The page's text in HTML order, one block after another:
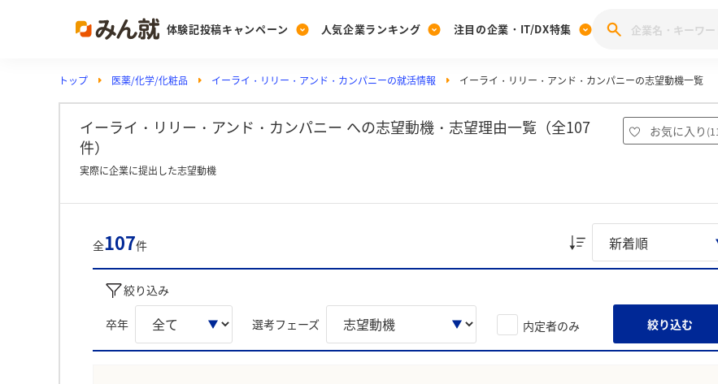
体験記投稿キャンペーン
Post
投稿する
[27卒] 本選考体験記投稿キャンペーン
人気企業ランキング
Ranking
ランキングを見る
みんなのDX企業就職ブランド調査
み
注目の企業・IT/DX特集
PickUp
注目の企業特集
トップ 医薬/化学/化粧品 イーライ・リリー・アンド・カンパニーの就活情報 イーライ・リリー・アンド・カンパニーの志望動機一覧
イーライ・リリー・アンド・カンパニー への志望動機・志望理由一覧（全107
件）
お気に入り (
実際に企業に提出した志望動機
全107件
絞り込み
卒年 選考フェーズ 内定者のみ 絞り込む